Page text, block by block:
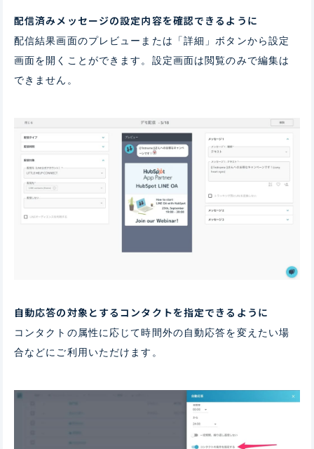
配信済みメッセージの設定内容を確認できるように
配信結果画面のプレビューまたは「詳細」ボタンから設定
画面を開くことができます。設定画面は閲覧のみで編集は
できません。
自動応答の対象とする コンタクトを指定できるように
コンタクトの属性に応じて時間外の自動応答を変えたい場
合などにご利用いただけます。